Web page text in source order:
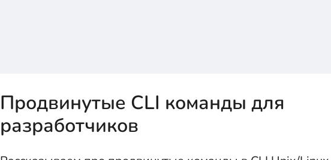
Продвинутые CLI команды для
разработчиков